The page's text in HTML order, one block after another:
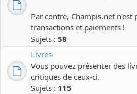
Par contre, Champis.net n'est
transactions et paiements !
Sujets : 58
Livres
Vous pouvez présenter des
critiques de ceux-ci.
Sujets : 115